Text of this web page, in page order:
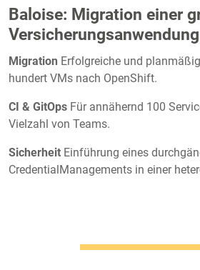
Baloise: Migration einer
Versicherungsanwendung
Migration Erfolgreiche und
hundert VMs nach OpenShift.
CI & GitOps Für annähernd 100
Vielzahl von Teams.
Sicherheit Einführung eines
CredentialManagements in einer